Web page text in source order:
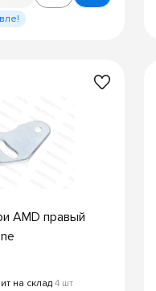
AMD правый
на склад 4 шт